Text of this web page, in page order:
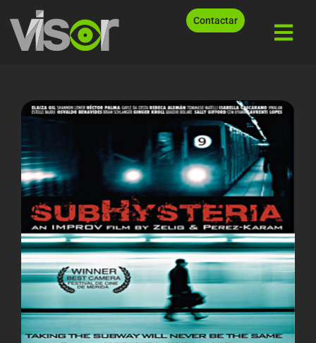
Contactar